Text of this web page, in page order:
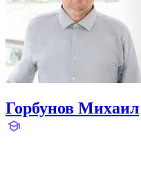
Горбунов Михаил